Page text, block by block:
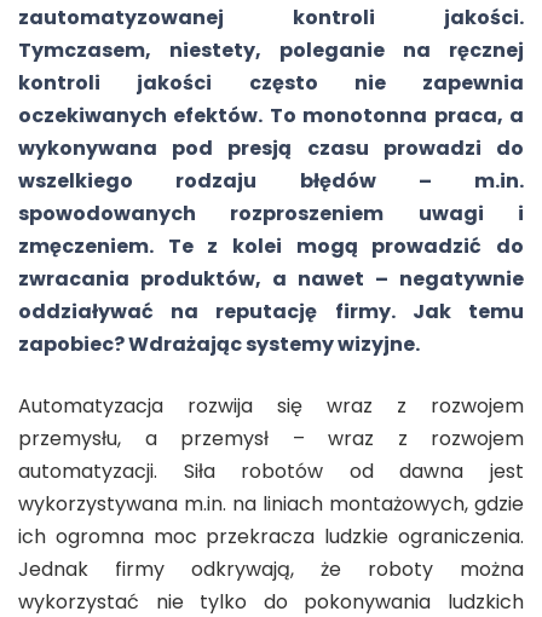
zautomatyzowanej kontroli jakości.
Tymczasem, niestety, poleganie na ręcznej
kontroli jakości często nie zapewnia
oczekiwanych efektów. To monotonna praca, a
wykonywana pod presją czasu prowadzi do
wszelkiego rodzaju błędów – m.in.
spowodowanych rozproszeniem uwagi i
zmęczeniem. Te z kolei mogą prowadzić do
zwracania produktów, a nawet – negatywnie
oddziaływać na reputację firmy. Jak temu
zapobiec? Wdrażając systemy wizyjne.
Automatyzacja rozwija się wraz z rozwojem
przemysłu, a przemysł – wraz z rozwojem
automatyzacji. Siła robotów od dawna jest
wykorzystywana m.in. na liniach montażowych, gdzie
ich ogromna moc przekracza ludzkie ograniczenia.
Jednak firmy odkrywają, że roboty można
wykorzystać nie tylko do pokonywania ludzkich